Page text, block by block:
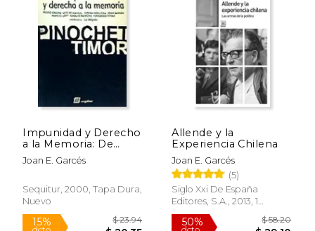
terrorismo, e impugnado las
consecuencias negativas para el
desarrollo democrático de la sociedad de
mantener impunes los crímenes de lesa
humanidad cometidos como la impuesta a
los españoles entre 1936 y 1977.
Impunidad y Derecho
a la Memoria: De
Pinochet a Timor
Joan E. Garcés
Sequitur, 2000, Tapa Dura,
Nuevo
Allende y la
Experiencia Chilena
Joan E. Garcés
(5)
Siglo Xxi De España
Editores, S.A., 2013, 1
Edición, Tapa Blanda,
Nuevo